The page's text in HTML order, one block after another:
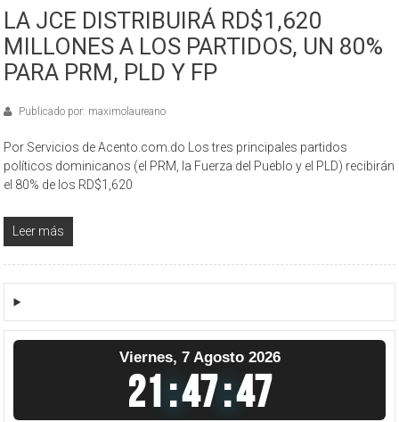
LA JCE DISTRIBUIRÁ RD$1,620
MILLONES A LOS PARTIDOS, UN 80%
PARA PRM, PLD Y FP
Publicado por: maximolaureano
Por Servicios de Acento.com.do Los tres principales partidos
políticos dominicanos (el PRM, la Fuerza del Pueblo y el PLD) recibirán
el 80% de los RD$1,620
Leer más
Viernes, 7 Agosto 2026
21:47:47